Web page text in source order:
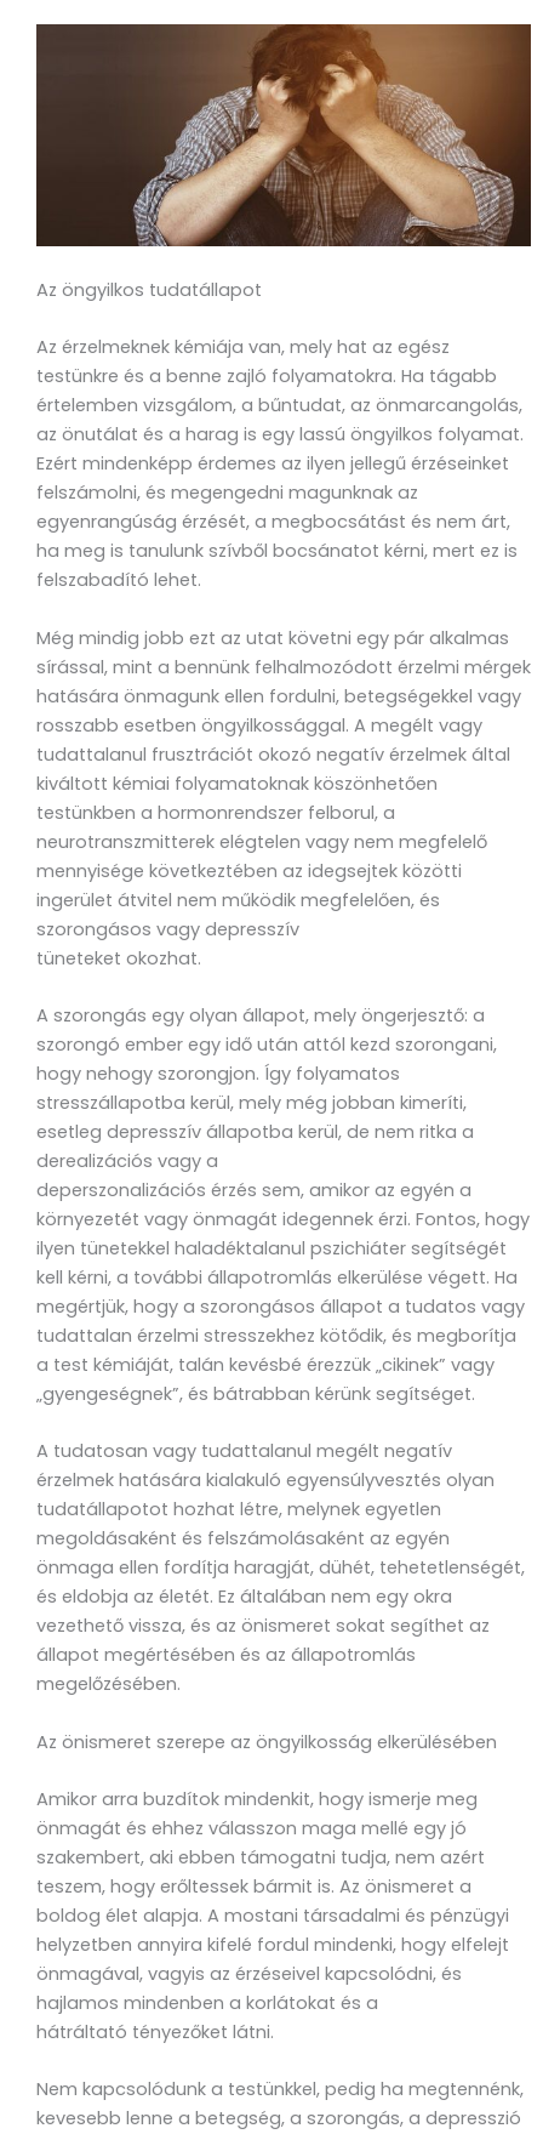
Az öngyilkos tudatállapot
Az érzelmeknek kémiája van, mely hat az egész
testünkre és a benne zajló folyamatokra. Ha tágabb
értelemben vizsgálom, a bűntudat, az önmarcangolás,
az önutálat és a harag is egy lassú öngyilkos folyamat.
Ezért mindenképp érdemes az ilyen jellegű érzéseinket
felszámolni, és megengedni magunknak az
egyenrangúság érzését, a megbocsátást és nem árt,
ha meg is tanulunk szívből bocsánatot kérni, mert ez is
felszabadító lehet.
Még mindig jobb ezt az utat követni egy pár alkalmas
sírással, mint a bennünk felhalmozódott érzelmi mérgek
hatására önmagunk ellen fordulni, betegségekkel vagy
rosszabb esetben öngyilkossággal. A megélt vagy
tudattalanul frusztrációt okozó negatív érzelmek által
kiváltott kémiai folyamatoknak köszönhetően
testünkben a hormonrendszer felborul, a
neurotranszmitterek elégtelen vagy nem megfelelő
mennyisége következtében az idegsejtek közötti
ingerület átvitel nem működik megfelelően, és
szorongásos vagy depresszív
tüneteket okozhat.
A szorongás egy olyan állapot, mely öngerjesztő: a
szorongó ember egy idő után attól kezd szorongani,
hogy nehogy szorongjon. Így folyamatos
stresszállapotba kerül, mely még jobban kimeríti,
esetleg depresszív állapotba kerül, de nem ritka a
derealizációs vagy a
deperszonalizációs érzés sem, amikor az egyén a
környezetét vagy önmagát idegennek érzi. Fontos, hogy
ilyen tünetekkel haladéktalanul pszichiáter segítségét
kell kérni, a további állapotromlás elkerülése végett. Ha
megértjük, hogy a szorongásos állapot a tudatos vagy
tudattalan érzelmi stresszekhez kötődik, és megborítja
a test kémiáját, talán kevésbé érezzük „cikinek” vagy
„gyengeségnek”, és bátrabban kérünk segítséget.
A tudatosan vagy tudattalanul megélt negatív
érzelmek hatására kialakuló egyensúlyvesztés olyan
tudatállapotot hozhat létre, melynek egyetlen
megoldásaként és felszámolásaként az egyén
önmaga ellen fordítja haragját, dühét, tehetetlenségét,
és eldobja az életét. Ez általában nem egy okra
vezethető vissza, és az önismeret sokat segíthet az
állapot megértésében és az állapotromlás
megelőzésében.
Az önismeret szerepe az öngyilkosság elkerülésében
Amikor arra buzdítok mindenkit, hogy ismerje meg
önmagát és ehhez válasszon maga mellé egy jó
szakembert, aki ebben támogatni tudja, nem azért
teszem, hogy erőltessek bármit is. Az önismeret a
boldog élet alapja. A mostani társadalmi és pénzügyi
helyzetben annyira kifelé fordul mindenki, hogy elfelejt
önmagával, vagyis az érzéseivel kapcsolódni, és
hajlamos mindenben a korlátokat és a
hátráltató tényezőket látni.
Nem kapcsolódunk a testünkkel, pedig ha megtennénk,
kevesebb lenne a betegség, a szorongás, a depresszió